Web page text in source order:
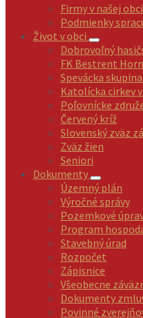
Firmy v našej obci
Podmienky
Život v obci
Dobrovoľný
FK Bestrent
Spevácka
Katolícka cirkev
Poľovnícke
Červený kríž
Slovenský zväz
Zväz žien
Seniori
Dokumenty
Územný plán
Výročné správy
Pozemkové
Program
Stavebný úrad
Rozpočet
Zápisnice
Všeobecne
Dokumenty
Povinné